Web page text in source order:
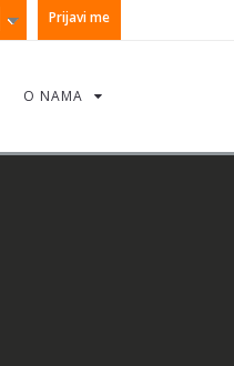
Prijavi me
O NAMA